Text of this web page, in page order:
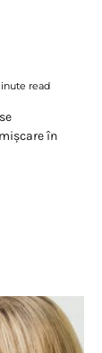
read
în